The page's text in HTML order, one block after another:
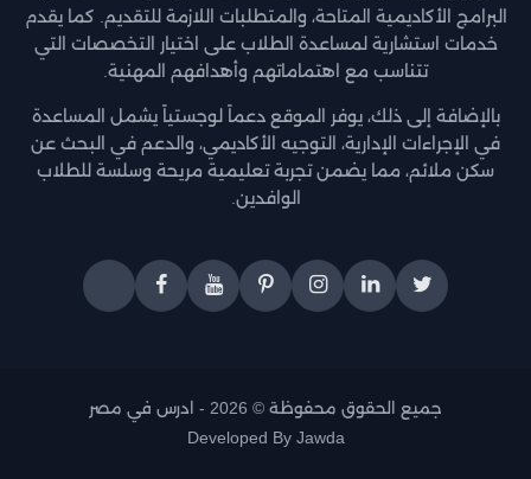
البرامج الأكاديمية المتاحة، والمتطلبات اللازمة للتقديم. كما يقدم
خدمات استشارية لمساعدة الطلاب على اختيار التخصصات التي
تتناسب مع اهتماماتهم وأهدافهم المهنية.
بالإضافة إلى ذلك، يوفر الموقع دعماً لوجستياً يشمل المساعدة
في الإجراءات الإدارية، التوجيه الأكاديمي، والدعم في البحث عن
سكن ملائم، مما يضمن تجربة تعليمية مريحة وسلسة للطلاب
الوافدين.
جميع الحقوق محفوظة © 2026 -
ادرس في مصر
Developed By Jawda